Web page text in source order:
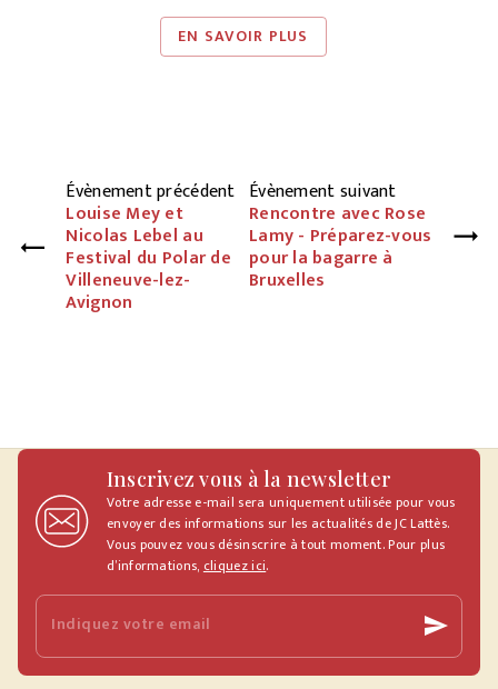
EN SAVOIR PLUS
Évènement précédent
Louise Mey et
Nicolas Lebel au
Festival du Polar de
Villeneuve-lez-
Avignon
Évènement suivant
Rencontre avec Rose
Lamy - Préparez-vous
pour la bagarre à
Bruxelles
Inscrivez vous à la newsletter
Votre adresse e-mail sera uniquement utilisée pour vous
envoyer des informations sur les actualités de JC Lattès.
Vous pouvez vous désinscrire à tout moment. Pour plus
d’informations, cliquez ici.
Indiquez votre email send